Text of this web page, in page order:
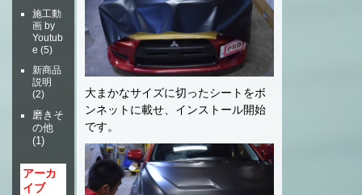
大まかなサイズに切ったシートをボ
ンネットに載せ、インストール開始
です。
施工動
画 by
Youtub
e (5)
新商品
説明
(2)
磨きそ
の他
(1)
アーカ
イブ